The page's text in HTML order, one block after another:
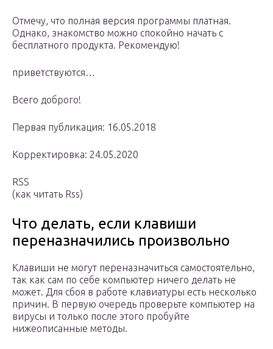
Отмечу, что полная версия программы платная.
Однако, знакомство можно спокойно начать с
бесплатного продукта. Рекомендую!
приветствуются…
Всего доброго!
Первая публикация: 16.05.2018
Корректировка: 24.05.2020
RSS
(как читать Rss)
Что делать, если клавиши
переназначились произвольно
Клавиши не могут переназначиться самостоятельно,
так как сам по себе компьютер ничего делать не
может. Для сбоя в работе клавиатуры есть несколько
причин. В первую очередь проверьте компьютер на
вирусы и только после этого пробуйте
нижеописанные методы.